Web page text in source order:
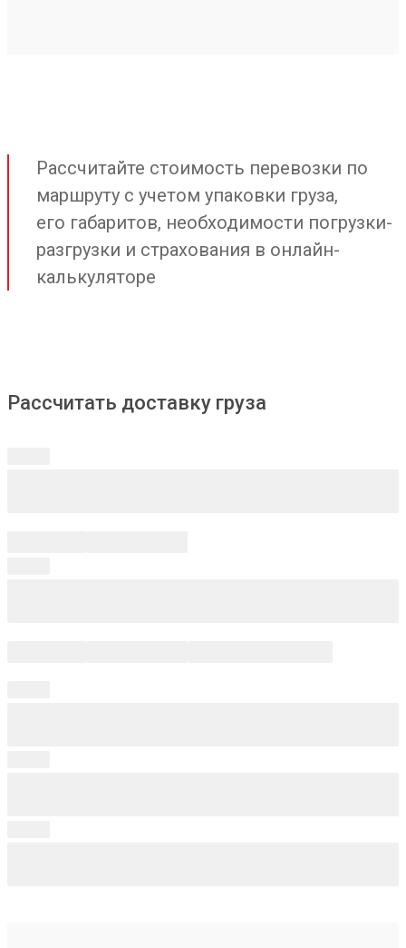
Рассчитайте стоимость перевозки по
маршруту с учетом упаковки груза,
его габаритов, необходимости погрузки-
разгрузки и страхования в онлайн-
калькуляторе
Рассчитать доставку груза